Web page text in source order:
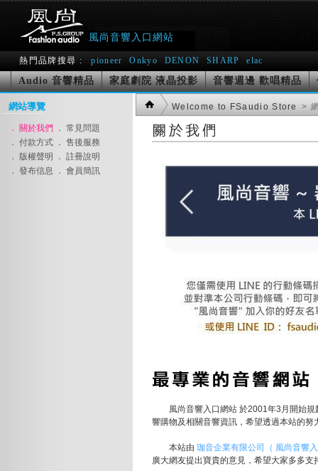
風尚音響入口網站
熱門品牌搜尋 : pioneer Onkyo DENON SHARP elac
Audio 音響精品 家庭劇院 液晶投影 音響週邊 歡唱精品
網站導覽
． 關於我們
． 常見問題
． 付款方式 ． 售後服務
． 版權聲明
． 註冊說明
． 發布信息
． 會員簡訊
Welcome to FSaudio Store >
風尚音響入口網站 於2001年3月開始規
響購物及相關音響資訊，希望透過本站的
本站由 珈音企業有限公司（ 風尚音響
廣大網友提出寶貴的意見，希望大家多多